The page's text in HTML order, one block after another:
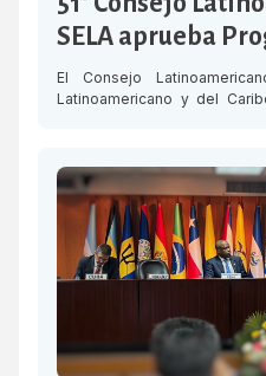
SELA aprueba
2026 – 2029
El Consejo
Latinoamericano y del
una región más próspera,
del fortalecimiento de las
los Estados miembros, el